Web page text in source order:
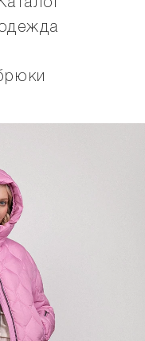
каталог
одежда